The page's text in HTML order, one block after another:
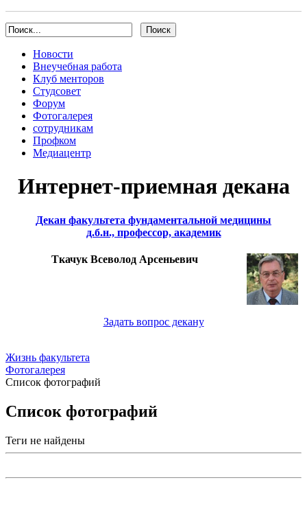
Новости
Внеучебная работа
Клуб менторов
Студсовет
Форум
Фотогалерея
сотрудникам
Профком
Медиацентр
Интернет-приемная декана
Декан факультета фундаментальной медицины
д.б.н., профессор, академик
Ткачук Всеволод Арсеньевич
Задать вопрос декану
Жизнь факультета
Фотогалерея
Список фотографий
Список фотографий
Теги не найдены